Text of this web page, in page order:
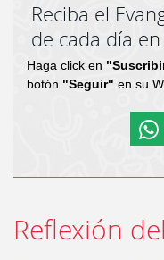
Reciba el
de cada día
Haga click en
botón "Seguir" en su
Reflexión